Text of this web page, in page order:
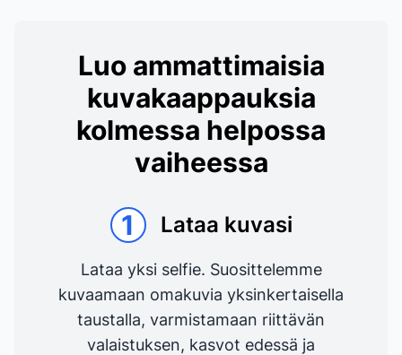
Luo ammattimaisia
kuvakaappauksia
kolmessa helpossa
vaiheessa
1
Lataa kuvasi
Lataa yksi selfie. Suosittelemme
kuvaamaan omakuvia yksinkertaisella
taustalla, varmistamaan riittävän
valaistuksen, kasvot edessä ja